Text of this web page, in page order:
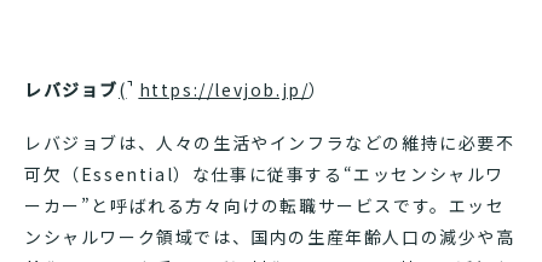
レバジョブ( https://levjob.jp/）
レバジョブは、人々の生活やインフラなどの維持に必要不
可欠（Essential）な仕事に従事する“エッセンシャルワ
ーカー”と呼ばれる方々向けの転職サービスです。エッセ
ンシャルワーク領域では、国内の生産年齢人口の減少や高